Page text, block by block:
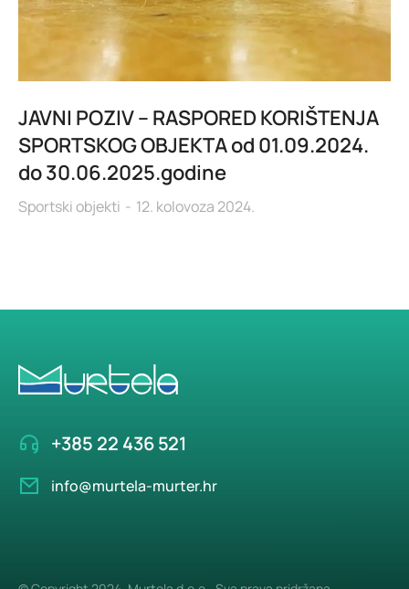
JAVNI POZIV – RASPORED KORIŠTENJA
SPORTSKOG OBJEKTA od 01.09.2024.
do 30.06.2025.godine
Sportski objekti 12. kolovoza 2024.
+385 22 436 521
info@murtela-murter.hr